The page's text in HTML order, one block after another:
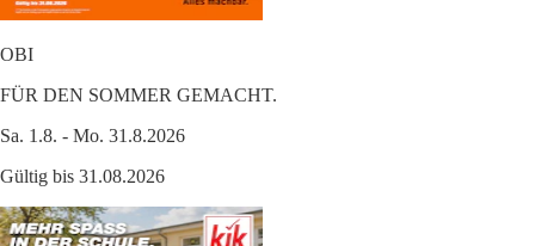
OBI
FÜR DEN SOMMER GEMACHT.
Sa. 1.8. - Mo. 31.8.2026
Gültig bis 31.08.2026